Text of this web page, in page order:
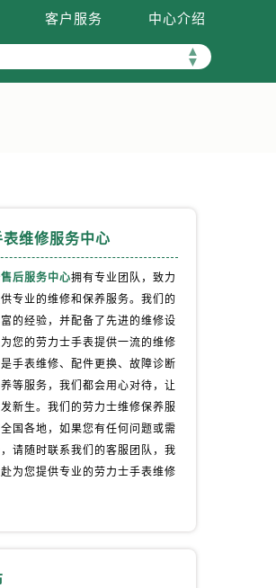
客户服务 中心介绍
▲
▼
表维修服务中心
后服务中心拥有专业团队，致力
专业的维修和保养服务。我们的
的经验，并配备了先进的维修设
您的劳力士手表提供一流的维修
手表维修、配件更换、故障诊断
等服务，我们都会用心对待，让
新生。我们的劳力士维修保养服
国各地，如果您有任何问题或需
请随时联系我们的客服团队，我
为您提供专业的劳力士手表维修